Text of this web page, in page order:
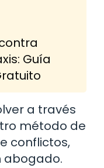
Guía
a través
método de
conflictos,
abogado.